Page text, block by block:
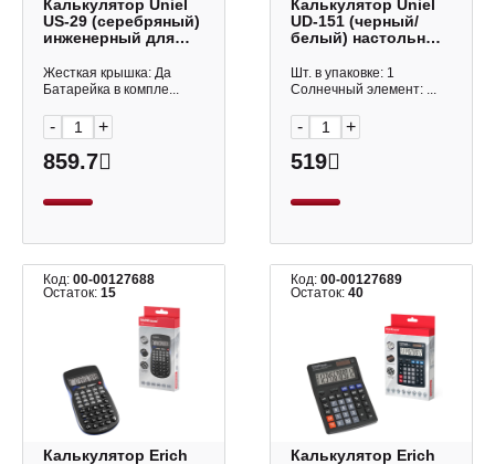
Калькулятор Uniel
US-29 (серебряный)
инженерный для
функция)
Жесткая крышка: Да
Батарейка в компле...
- +
859.7
Калькулятор Uniel
UD-151 (черный/
белый) настольный
Шт. в упаковке: 1
Солнечный элемент: ...
- +
519
Код: 00-00127688
Остаток: 15
Калькулятор Erich
Код:00-00127689
Остаток:40
Калькулятор Erich